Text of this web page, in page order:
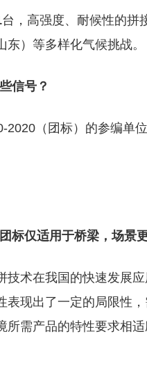
台，高强度、耐候性的拼
）等多样化气候挑战。
信号？
（团标）的参编单
标仅适用于桥梁，场景更
术在我国的快速发展
现出了一定的局限性
需产品的特性要求相适